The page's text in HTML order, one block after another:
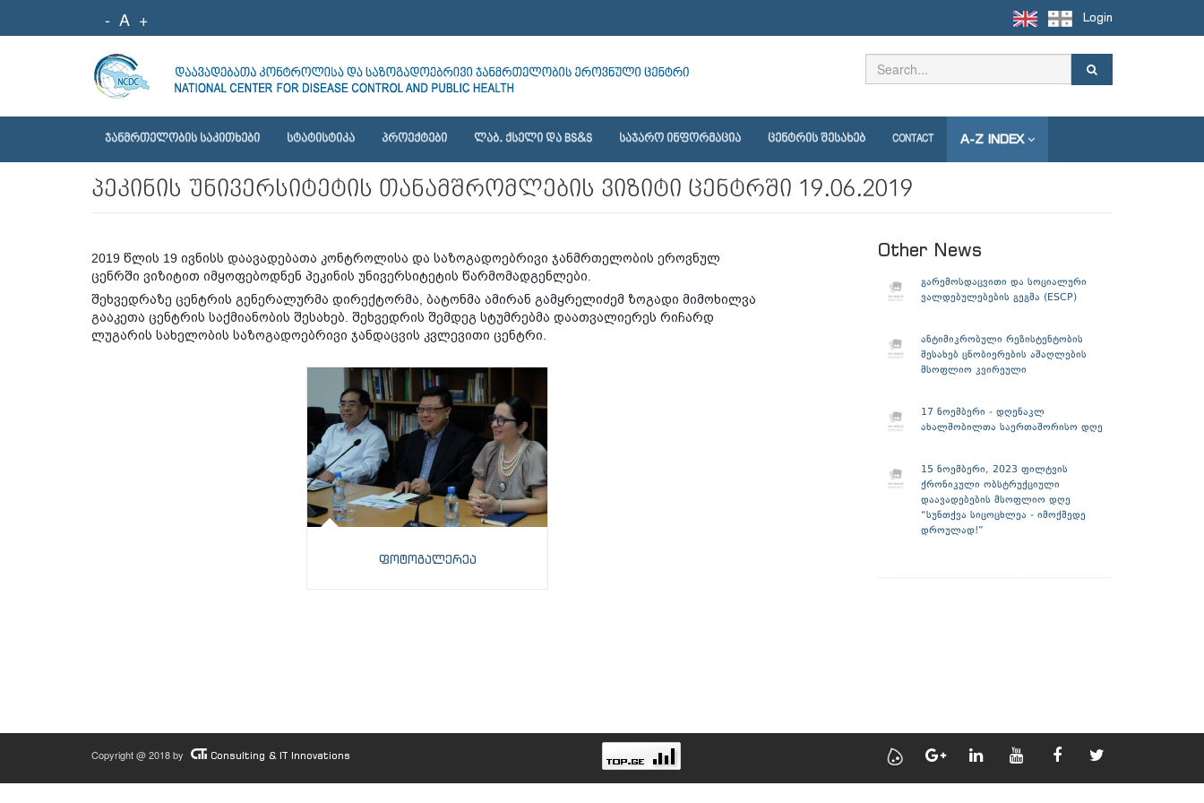
- A + Login
ᲯᲐᲜᲛᲠᲗᲔᲚᲝᲑᲘᲡ ᲡᲐᲙᲘᲗᲮᲔᲑᲘ ᲡᲢᲐᲢᲘᲡᲢᲘᲙᲐ ᲞᲠᲝᲔᲥᲢᲔᲑᲘ ᲚᲐᲑ. ᲥᲡᲔᲚᲘ ᲓᲐ BS&S ᲡᲐᲯᲐᲠᲝ ᲘᲜᲤᲝᲠᲛᲐᲪᲘᲐ ᲪᲔᲜᲢᲠᲘᲡ ᲨᲔᲡᲐᲮᲔᲑ CONTACT A-Z INDEX
პეკინის უნივერსიტეტის თანამშრომლების ვიზიტი ცენტრში 19.06.2019
2019 წლის 19 ივნისს დაავადებათა კონტროლისა და საზოგადოებრივი ჯანმრთელობის ეროვნულ
ცენრში ვიზიტით იმყოფებოდნენ პეკინის უნივერსიტეტის წარმომადგენლები.
შეხვედრაზე ცენტრის გენერალურმა დირექტორმა, ბატონმა ამირან გამყრელიძემ ზოგადი მიმოხილვა
გააკეთა ცენტრის საქმიანობის შესახებ. შეხვედრის შემდეგ სტუმრებმა დაათვალიერეს რიჩარდ
ლუგარის სახელობის საზოგადოებრივი ჯანდაცვის კვლევითი ცენტრი.
ფოტოგალერეა
Other News
გარემოსდაცვითი და სოციალური
ვალდებულებების გეგმა (ESCP)
ანტიმიკრობული რეზისტენტობის
შესახებ ცნობიერების ამაღლების
მსოფლიო კვირეული
17 ნოემბერი - დღენაკლ
ახალშობილთა საერთაშორისო დღე
15 ნოემბერი, 2023 ფილტვის
ქრონიკული ობსტრუქციული
დაავადებების მსოფლიო დღე
“სუნთქვა სიცოცხლეა - იმოქმედე
დროულად!”
Copyright @ 2018 by Consulting & IT Innovations